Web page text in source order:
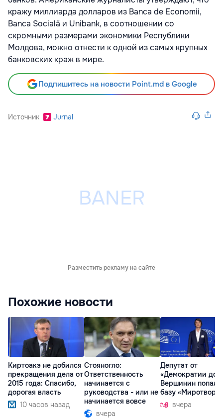
кражу миллиарда долларов из Banca de Economii,
Banca Socială и Unibank, в соотношении со
скромными размерами экономики Республики
Молдова, можно отнести к одной из самых крупных
банковских краж в мире.
Подпишитесь на новости Point.md в Google
Источник Jurnal
Разместить рекламу на сайте
Похожие новости
Киртоакэ не добился
прекращения дела от
2015 года: Спасибо,
дорогая власть
10 часов назад
Стояногло:
Ответственность
начинается с
руководства - или не
начинается вовсе
вчера
Депутат от
«Демократии
Вершинин попал в
базу
вчера